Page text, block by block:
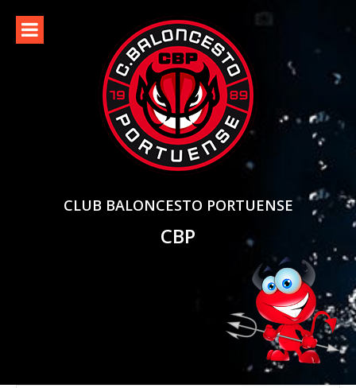
content
CLUB BALONCESTO PORTUENSE
CBP